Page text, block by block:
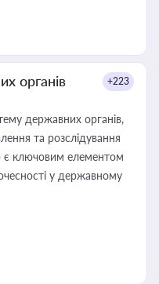
органів
+223
державних органів,
та розслідування
є ключовим елементом
у державному